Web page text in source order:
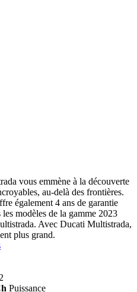
vous emmène à la découverte
au-delà des frontières.
également 4 ans de garantie
modèles de la gamme 2023
Avec Ducati Multistrada,
plus grand.
Puissance